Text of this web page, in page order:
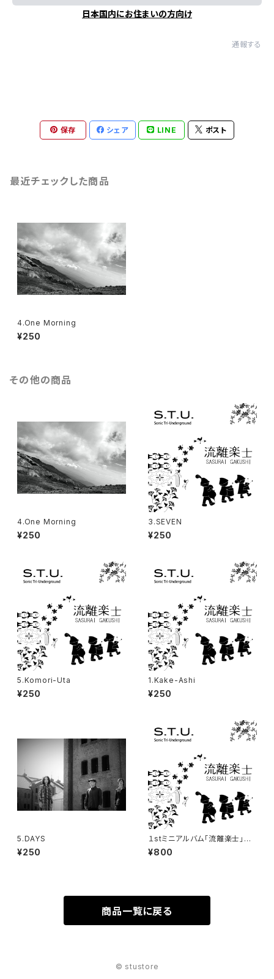
日本国内にお住まいの方向け
通報する
保存 シェア LINE ポスト
最近チェックした商品
4.One Morning
¥250
その他の商品
4.One Morning
¥250
3.SEVEN
¥250
5.Komori-Uta
¥250
1.Kake-Ashi
¥250
5.DAYS
¥250
１stミニアルバム「流離楽士」ダ
ウンロード販売
¥800
商品一覧に戻る
© stustore